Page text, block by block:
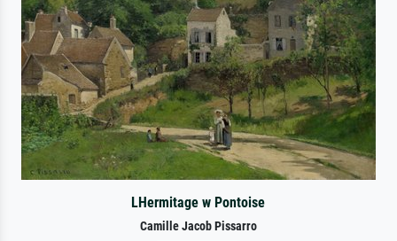
LHermitage w Pontoise
Camille Jacob Pissarro